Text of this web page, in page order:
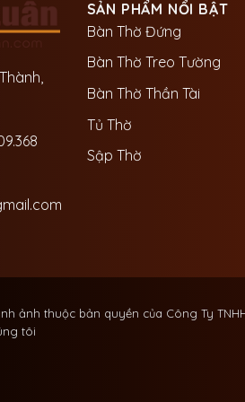
SẢN PHẨM NỔI BẬT
Bàn Thờ Đứng
Bàn Thờ Treo Tường
Bàn Thờ Thần Tài
Tủ Thờ
Sập Thờ
ảnh thuộc bản quyền của Công Ty
tôi